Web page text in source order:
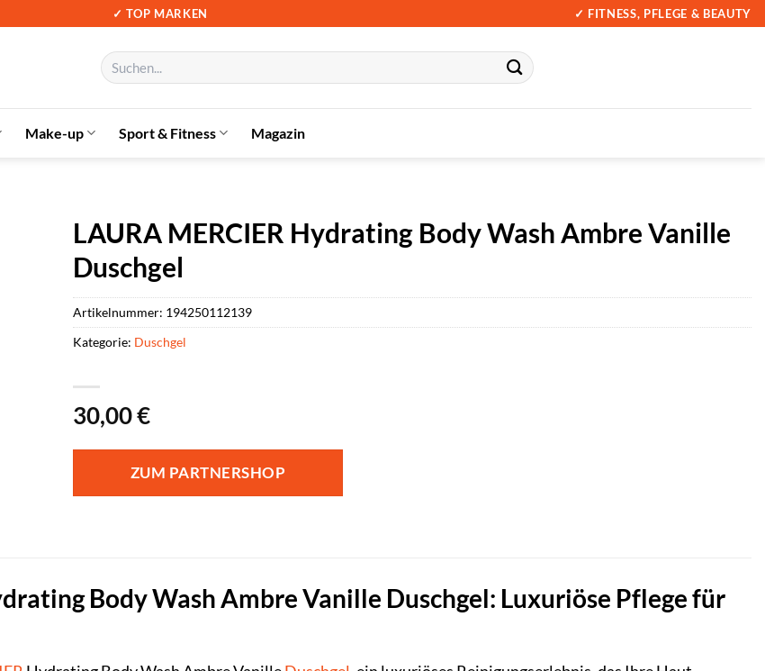
✓ TOP MARKEN ✓ FITNESS, PFLEGE & BEAUTY
Suchen
nach:
Make-up Sport & Fitness Magazin
LAURA MERCIER Hydrating Body Wash Ambre Vanille
Duschgel
30,00€
ZUM PARTNERSHOP
Artikelnummer: 194250112139
Kategorie: Duschgel
Body Wash Ambre Vanille Duschgel: Luxuriöse Pflege für